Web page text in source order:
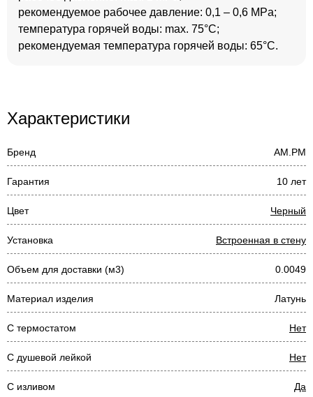
рекомендуемое рабочее давление: 0,1 – 0,6 MPa;
температура горячей воды: max. 75°C;
рекомендуемая температура горячей воды: 65°C.
Характеристики
Бренд AM.PM
Гарантия 10 лет
Цвет Черный
Установка Встроенная в стену
Объем для доставки (м3) 0.0049
Материал изделия Латунь
С термостатом Нет
С душевой лейкой Нет
С изливом Да